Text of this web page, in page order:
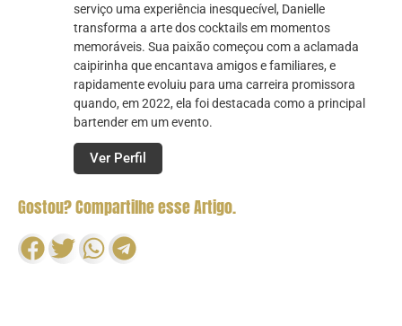
serviço uma experiência inesquecível, Danielle
transforma a arte dos cocktails em momentos
memoráveis. Sua paixão começou com a aclamada
caipirinha que encantava amigos e familiares, e
rapidamente evoluiu para uma carreira promissora
quando, em 2022, ela foi destacada como a principal
bartender em um evento.
Ver Perfil
Gostou? Compartilhe esse Artigo.